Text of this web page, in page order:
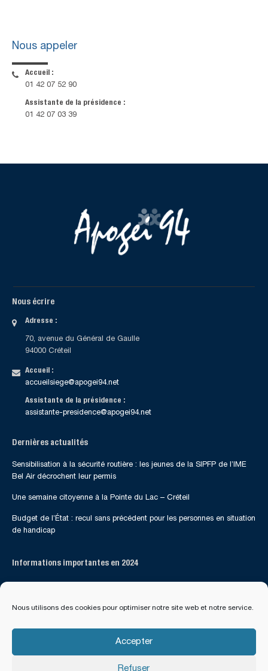
Nous utilisons des cookies pour optimiser notre site web et notre service.
Accepter
Refuser
Nous appeler
Accueil :
01 42 07 52 90
Assistante de la présidence :
01 42 07 03 39
Nous écrire
Adresse :
70, avenue du Général de Gaulle
94000 Créteil
Accueil :
accueilsiege@apogei94.net
Assistante de la présidence :
assistante-presidence@apogei94.net
Dernières actualités
Sensibilisation à la sécurité routière : les jeunes de la SIPFP de l’IME
Bel Air décrochent leur permis
Une semaine citoyenne à la Pointe du Lac – Créteil
Budget de l’État : recul sans précédent pour les personnes en situation
de handicap
Informations importantes en 2024